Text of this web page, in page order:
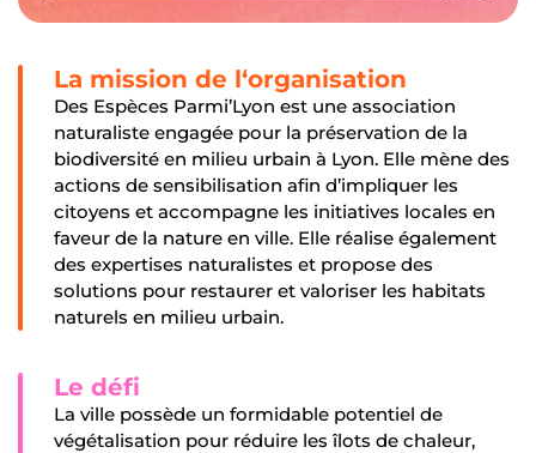
La mission de l‘organisation
Des Espèces Parmi’Lyon est une association
naturaliste engagée pour la préservation de la
biodiversité en milieu urbain à Lyon. Elle mène des
actions de sensibilisation afin d’impliquer les
citoyens et accompagne les initiatives locales en
faveur de la nature en ville. Elle réalise également
des expertises naturalistes et propose des
solutions pour restaurer et valoriser les habitats
naturels en milieu urbain.
Le défi
La ville possède un formidable potentiel de
végétalisation pour réduire les îlots de chaleur,